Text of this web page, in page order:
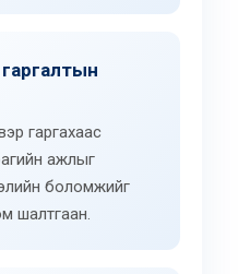
гаргахаас
ажлыг
боломжийг
шалтгаан.